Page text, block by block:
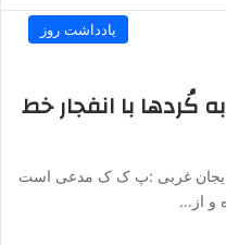
یادداشت روز
کُردها با انفجار خط
غربی :پ ک ک مدعی است
و از…